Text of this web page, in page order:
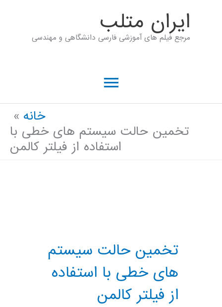
ايران متلب
مرجع فیلم های آموزشی فارسی دانشگاهی و مهندسی
فهرست
خانه
تخمین حالت سیستم های خطی با
استفاده از فیلتر کالمن
تخمین حالت سیستم
های خطی با استفاده
از فیلتر کالمن